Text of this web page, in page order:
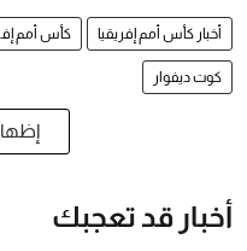
أخبار كأس أمم إفريقيا كأس أمم
كوت ديفوار
أخبار قد تعجبك